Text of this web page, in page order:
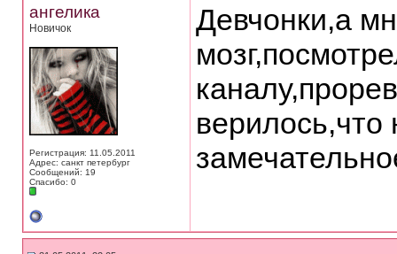
ангелика
Новичок
Регистрация: 11.05.2011
Адрес: санкт петербург
Сообщений: 19
Спасибо: 0
Девчонки,а